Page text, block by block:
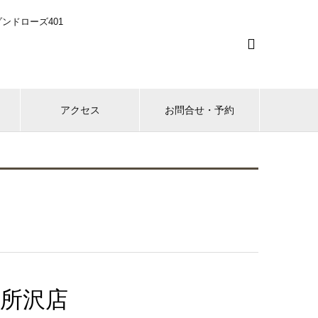
ドローズ401

アクセス お問合せ・予約
沢店